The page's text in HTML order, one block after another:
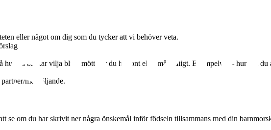
eller något om dig som du tycker att vi behöver veta.
hur du brukar vilja bli bemött när du har ont eller mår dåligt. Exempelvis – hur vill
medföljande.
om du har skrivit ner några önskemål inför födseln tillsammans med din